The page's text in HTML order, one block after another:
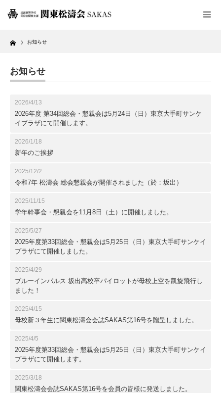
Home お知らせ
お知らせ
2026/4/13
2026年度 第34回総会・懇親会は5月24日（日）東京大手町サンケ
イプラザにて開催します。
2026/1/18
新年のご挨拶
2025/12/2
令和7年 松濤会 総会懇親会が開催されました（於：坂出）
2025/11/15
学年幹事会・懇親会を11月8日（土）に開催しました。
2025/5/27
2025年度第33回総会・懇親会は5月25日（日）東京大手町サンケイ
プラザにて開催しました。
2025/4/29
ブルーインパルス 坂出高校卒パイロットが母校上空を凱旋飛行し
ました！
2025/4/15
母校新３年生に関東松濤会会誌SAKAS第16号を贈呈しました。
2025/4/5
2025年度第33回総会・懇親会は5月25日（日）東京大手町サンケイ
プラザにて開催します。
2025/3/18
関東松濤会会誌SAKAS第16号を会員の皆様に発送しました。